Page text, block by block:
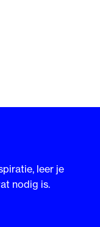
leer je
nodig is.